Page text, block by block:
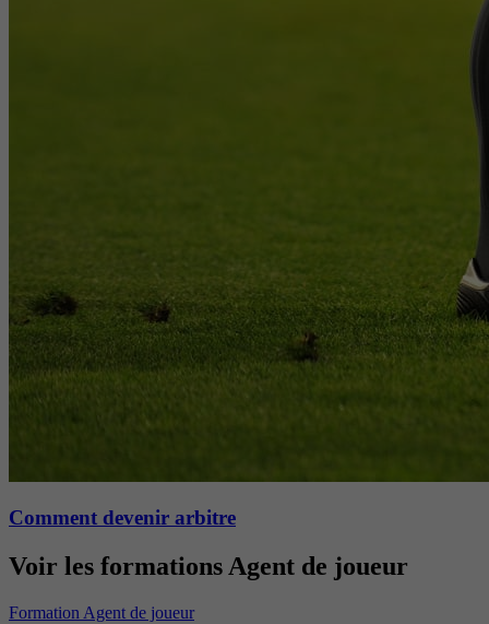
Comment devenir arbitre
Voir les formations Agent de joueur
Formation Agent de joueur